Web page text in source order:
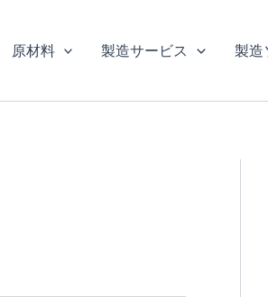
原材料 製造サービス 製造